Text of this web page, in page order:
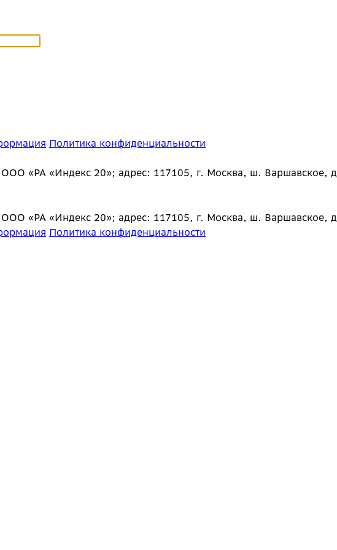
Политика конфиденциальности
«РА «Индекс 20»; адрес: 117105, г. Москва, ш. Варшавское,
«РА «Индекс 20»; адрес: 117105, г. Москва, ш. Варшавское,
Политика конфиденциальности